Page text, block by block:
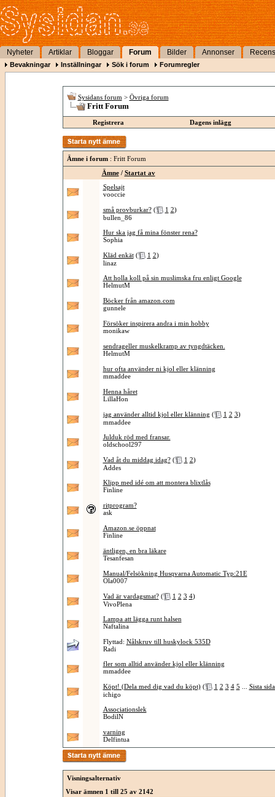
Nyheter Artiklar Bloggar Forum Bilder Annonser
Bevakningar Inställningar Sök i forum Forumregler
Sysidans forum > Övriga forum
Fritt Forum
Registrera Dagens inlägg
Ämne i forum: Fritt Forum
Ämne/ Startat av
Spelsajt
vooccie
små provburkar? ( 1 2)
bullen_86
Hur ska jag få mina fönster rena?
Sophia
Kläd enkät ( 1 2)
linaz
Att holla koll på sin muslimska fru enligt Google
HelmutM
Böcker från amazon.com
gunnele
Försöker inspirera andra i min hobby
monikaw
sendrageller muskelkramp av tyngdtäcken.
HelmutM
hur ofta använder ni kjol eller klänning
mmaddee
Henna håret
LillaHon
jag använder alltid kjol eller klänning ( 1 2 3)
mmaddee
Julduk röd med fransar.
oldschool297
Vad åt du middag idag? ( 1 2)
Addes
Klipp med idé om att montera blixtlås
Finline
ritprogram?
ask
Amazon.se öppnat
Finline
äntligen, en bra läkare
Tesanfesan
Manual/Felsökning Husqvarna Automatic Typ:21E
Ola0007
Vad är vardagsmat? ( 1 2 3 4)
VivoPlena
Lampa att lägga runt halsen
Naftalina
Flyttad: Nålskruv till huskylock 535D
Radi
fler som alltid använder kjol eller klänning
mmaddee
Köpt! (Dela med dig vad du köpt) ( 1 2 3 4 5
Sista
ichigo
Associationslek
BodilN
varning
Delfintua
Visningsalternativ
Visar ämnen 1 till 25 av 2142